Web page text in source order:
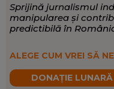
Sprijină jurnalismul
manipularea și
predictibilă în
ALEGE CUM VREI SĂ
DONAȚIE LUNARĂ